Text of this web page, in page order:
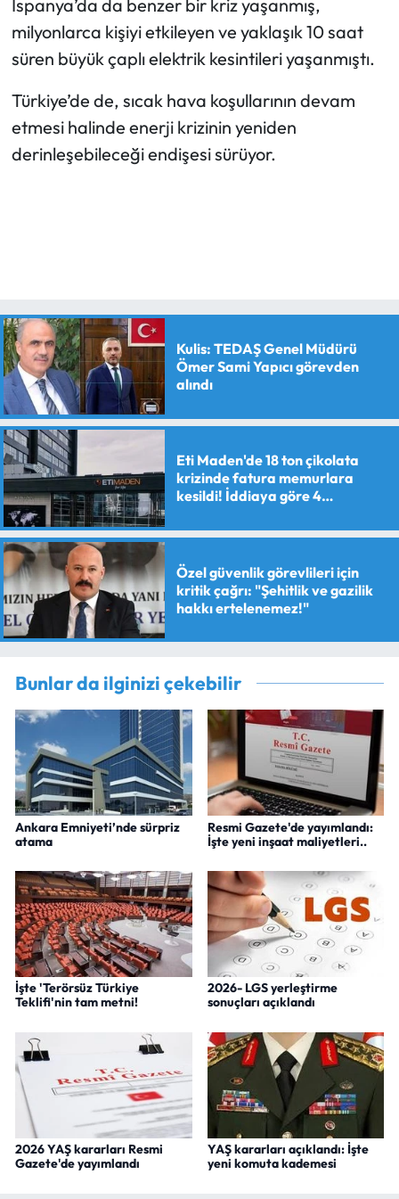
İspanya’da da benzer bir kriz yaşanmış,
milyonlarca kişiyi etkileyen ve yaklaşık 10 saat
süren büyük çaplı elektrik kesintileri yaşanmıştı.
Türkiye’de de, sıcak hava koşullarının devam
etmesi halinde enerji krizinin yeniden
derinleşebileceği endişesi sürüyor.
Kulis: TEDAŞ Genel Müdürü
Ömer Sami Yapıcı görevden
alındı
Eti Maden'de 18 ton çikolata
krizinde fatura memurlara
kesildi! İddiaya göre 4
verildi
Özel güvenlik görevlileri için
kritik çağrı: "Şehitlik ve gazilik
hakkı ertelenemez!"
Bunlar da ilginizi çekebilir
Ankara Emniyeti’nde sürpriz
atama
Resmi Gazete'de yayımlandı:
İşte yeni inşaat maliyetleri..
İşte 'Terörsüz Türkiye
Teklifi'nin tam metni!
2026- LGS yerleştirme
sonuçları açıklandı
2026 YAŞ kararları Resmi
Gazete'de yayımlandı
YAŞ kararları açıklandı: İşte
yeni komuta kademesi